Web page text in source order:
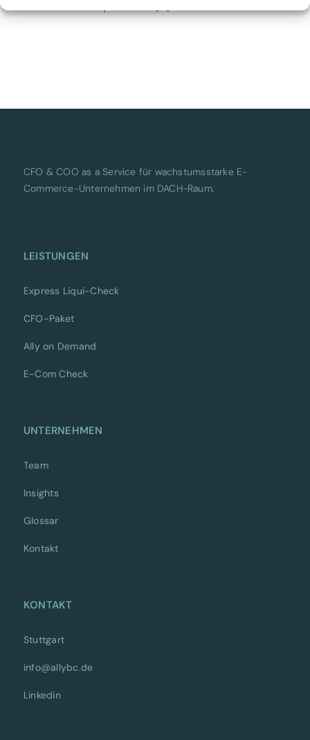
CFO & COO as a Service für wachstumsstarke E-
Commerce-Unternehmen im DACH-Raum.
LEISTUNGEN
Express Liqui-Check
CFO-Paket
Ally on Demand
E-Com Check
UNTERNEHMEN
Team
Insights
Glossar
Kontakt
KONTAKT
Stuttgart
info@allybc.de
Linkedin